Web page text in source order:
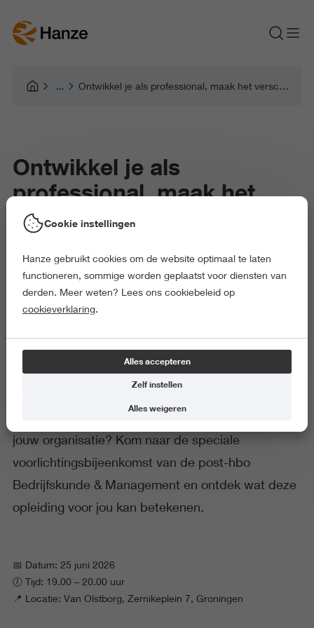
Ontwikkel je als professional, maak het verschil in jouw organisatie
Ontwikkel je als
professional, maak het
verschil in jouw
organisatie
Bedrijfskunde & Management (deeltijd)
Ben jij toe aan de volgende stap in je carrière? Wil
beslissingen nemen en meer impact maken binnen
jouw organisatie? Kom naar de speciale
voorlichtingsbijeenkomst van de post-hbo
Bedrijfskunde & Management en ontdek wat deze
opleiding voor jou kan betekenen.
📅 Datum: 25 juni 2026
🕖 Tijd: 19.00 – 20.00 uur
📍 Locatie: Van Olstborg, Zernikeplein 7, Groningen
Cookie instellingen
Hanze gebruikt cookies om de website optimaal te laten
functioneren, sommige worden geplaatst voor diensten van
derden. Meer weten? Lees ons cookiebeleid op
cookieverklaring.
Alles accepteren
Zelf instellen
Alles weigeren